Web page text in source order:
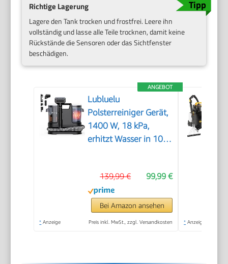
Richtige Lagerung
Lagere den Tank trocken und frostfrei. Leere ihn
vollständig und lasse alle Teile trocknen, damit keine
Rückstände die Sensoren oder das Sichtfenster
beschädigen.
ANGEBOT
Lubluelu
Polsterreiniger Gerät,
1400 W, 18 kPa,
erhitzt Wasser in 10
99,99 €
139,99 €
Bei Amazon ansehen
* Anzeige Preis inkl. MwSt., zzgl. Versandkosten * Anzeige